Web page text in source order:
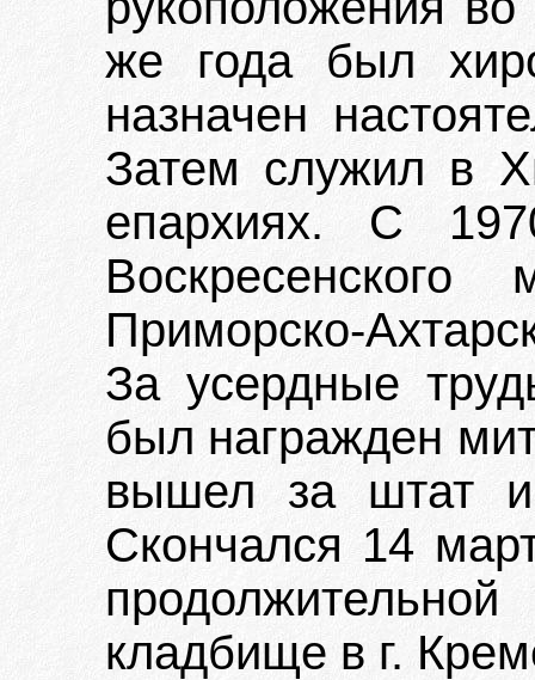
же года был
назначен
Затем служил в
епархиях. С
Приморско-
За усердные
был награжден
вышел за штат
Скончался 14
кладбище в г.